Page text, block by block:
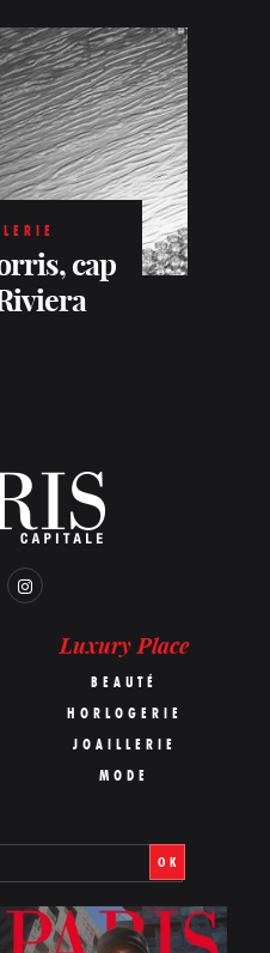
cap
Luxury Place
BEAUTÉ
HORLOGERIE
JOAILLERIE
MODE
OK